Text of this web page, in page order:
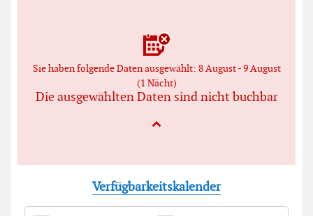
Sie haben folgende Daten ausgewählt: 8 August - 9 August
(1 Nächt)
Die ausgewählten Daten sind nicht buchbar
Verfügbarkeitskalender